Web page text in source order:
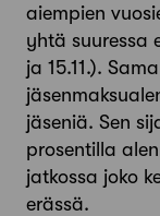
aiempien
yhtä suuressa
ja 15.11.).
jäseniä. Sen
prosentilla
jatkossa joko
erässä.